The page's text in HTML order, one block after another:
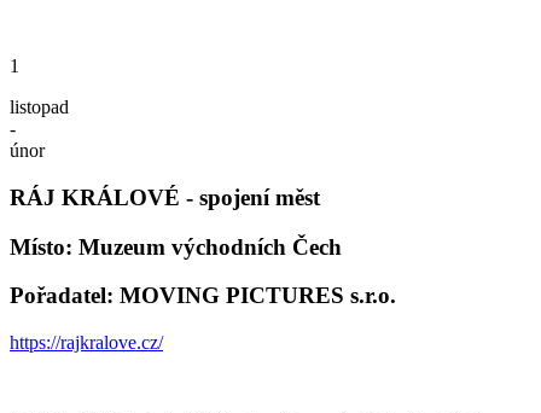
1
listopad
-
únor
RÁJ KRÁLOVÉ - spojení měst
Místo: Muzeum východních Čech
Pořadatel: MOVING PICTURES s.r.o.
https://rajkralove.cz/